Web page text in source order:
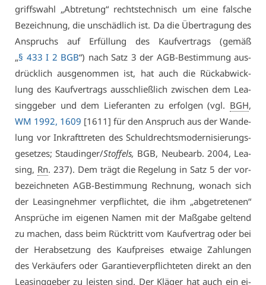
griffs­wahl „Ab­tre­tung“ rechts­tech­nisch um ei­ne fal­sche
Be­zeich­nung, die un­schäd­lich ist. Da die Über­tra­gung des
An­spruchs auf Er­fül­lung des Kauf­ver­trags (ge­mäß
„§ 433 I 2 BGB“) nach Satz 3 der AGB-Be­stim­mung aus­
drück­lich aus­ge­nom­men ist, hat auch die Rück­ab­wick­
lung des Kauf­ver­trags aus­schließ­lich zwi­schen dem Lea­
sing­ge­ber und dem Lie­fe­ran­ten zu er­fol­gen (vgl. BGH,
WM 1992, 1609 [1611] für den An­spruch aus der Wan­de­
lung vor In­kraft­tre­ten des Schuld­rechts­mo­der­ni­sie­rungs­
ge­set­zes; Stau­din­ger/Stof­fels, BGB, Neu­be­arb. 2004, Lea­
sing, Rn. 237). Dem trägt die Re­ge­lung in Satz 5 der vor­
be­zeich­ne­ten AGB-Be­stim­mung Rech­nung, wo­nach sich
der Lea­sing­neh­mer ver­pflich­tet, die ihm „ab­ge­tre­te­nen“
An­sprü­che im ei­ge­nen Na­men mit der Maß­ga­be gel­tend
zu ma­chen, dass beim Rück­tritt vom Kauf­ver­trag oder bei
der Her­ab­set­zung des Kauf­prei­ses et­wai­ge Zah­lun­gen
des Ver­käu­fers oder Ga­ran­tie­ver­pflich­te­ten di­rekt an den
Lea­sing­ge­ber zu leis­ten sind. Der Klä­ger hat auch ein ei­